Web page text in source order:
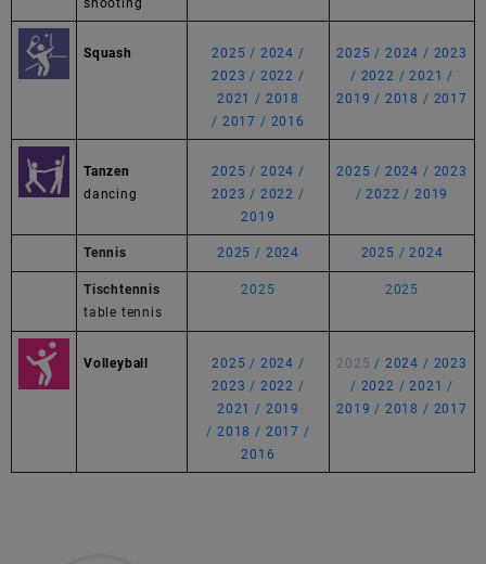
shooting
Squash 2025 / 2024 /
2023 / 2022 /
2021
/ 2018
/ 2017 / 2016
2025 / 2024 / 2023
/ 2022 /2021 /
2019 / 2018 / 2017
Tanzen
dancing
2025 / 2024 /
2023 / 2022 /
2019
2025 / 2024 / 2023
/2022 / 2019
Tennis 2025 / 2024 2025 /2024
Tischtennis
table tennis
2025 2025
Volleyball 2025 / 2024 /
2023 / 2022 /
2021
/ 2019
/2018 / 2017 /
2016
2025 / 2024 / 2023
/ 2022 /2021 /
2019 / 2018 / 2017